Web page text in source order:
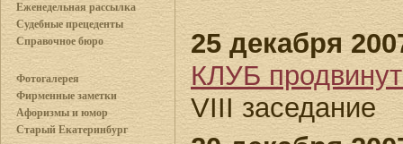
Еженедельная рассылка
Судебные прецеденты
Справочное бюро
Фотогалерея
Фирменные заметки
Афоризмы и юмор
Старый Екатеринбург
25 декабря
КЛУБ
VIII заседание